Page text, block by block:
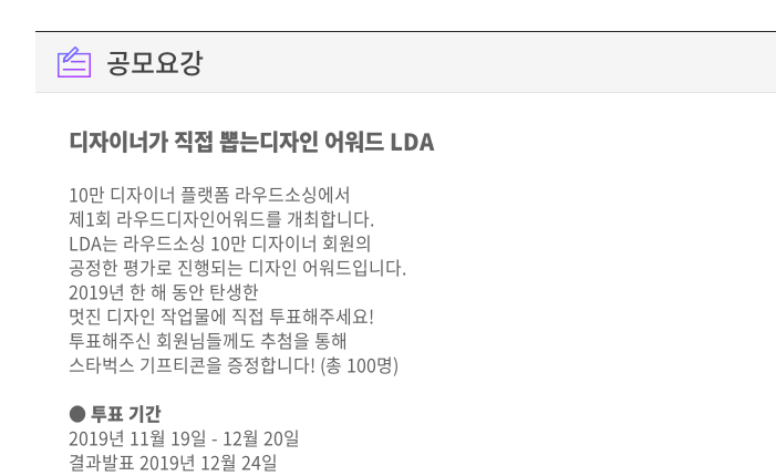
공모요강
디자이너가 직접 뽑는디자인 어워드 LDA
10만 디자이너 플랫폼 라우드소싱에서
제1회 라우드디자인어워드를 개최합니다.
LDA는 라우드소싱 10만 디자이너 회원의
공정한 평가로 진행되는 디자인 어워드입니다.
2019년 한 해 동안 탄생한
멋진 디자인 작업물에 직접 투표해주세요!
투표해주신 회원님들께도 추첨을 통해
스타벅스 기프티콘을 증정합니다! (총 100명)
● 투표 기간
2019년 11월 19일 - 12월 20일
결과발표 2019년 12월 24일